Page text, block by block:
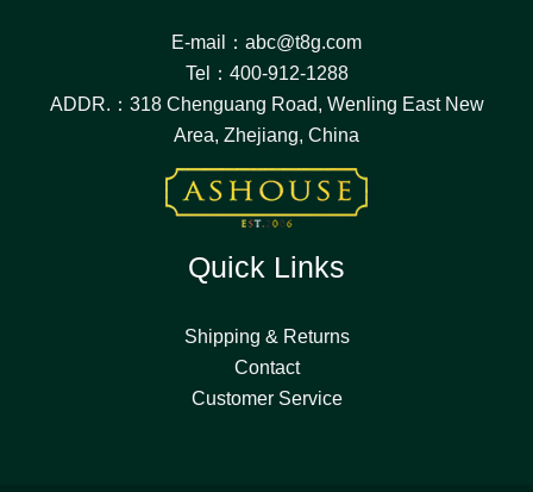
E-mail：abc@t8g.com
Tel：400-912-1288
ADDR.：318 Chenguang Road, Wenling East New
Area, Zhejiang, China
Quick Links
Shipping & Returns
Contact
Customer Service